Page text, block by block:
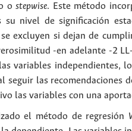
ostepwise. Este método
su nivel de significación
excluyen si dejan de
-en adelante -2
variables independientes,
seguir las recomendaciones
las variables con una
el método de regresión